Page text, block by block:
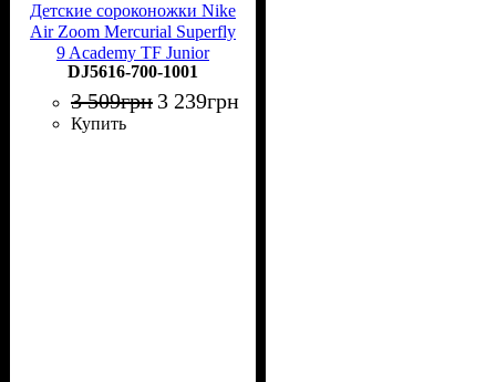
Детские сороконожки Nike
Air Zoom Mercurial Superfly
9 Academy TF Junior
DJ5616-700
DJ5616-700-1001
3 509грн 3 239грн
Купить